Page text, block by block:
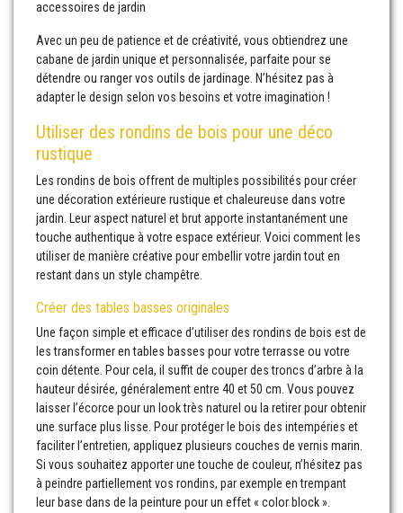
accessoires de jardin
Avec un peu de patience et de créativité, vous obtiendrez une
cabane de jardin unique et personnalisée, parfaite pour se
détendre ou ranger vos outils de jardinage. N’hésitez pas à
adapter le design selon vos besoins et votre imagination !
Utiliser des rondins de bois pour une déco
rustique
Les rondins de bois offrent de multiples possibilités pour créer
une décoration extérieure rustique et chaleureuse dans votre
jardin. Leur aspect naturel et brut apporte instantanément une
touche authentique à votre espace extérieur. Voici comment les
utiliser de manière créative pour embellir votre jardin tout en
restant dans un style champêtre.
Créer des tables basses originales
Une façon simple et efficace d’utiliser des rondins de bois est de
les transformer en tables basses pour votre terrasse ou votre
coin détente. Pour cela, il suffit de couper des troncs d’arbre à la
hauteur désirée, généralement entre 40 et 50 cm. Vous pouvez
laisser l’écorce pour un look très naturel ou la retirer pour obtenir
une surface plus lisse. Pour protéger le bois des intempéries et
faciliter l’entretien, appliquez plusieurs couches de vernis marin.
Si vous souhaitez apporter une touche de couleur, n’hésitez pas
à peindre partiellement vos rondins, par exemple en trempant
leur base dans de la peinture pour un effet « color block ».